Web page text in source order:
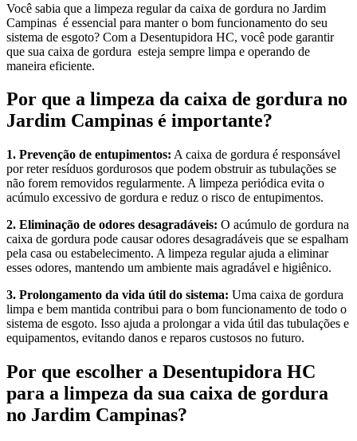
Você sabia que a limpeza regular da caixa de gordura no Jardim
Campinas é essencial para manter o bom funcionamento do seu
sistema de esgoto? Com a Desentupidora HC, você pode garantir
que sua caixa de gordura esteja sempre limpa e operando de
maneira eficiente.
Por que a limpeza da caixa de gordura no
Jardim Campinas é importante?
1. Prevenção de entupimentos: A caixa de gordura é responsável
por reter resíduos gordurosos que podem obstruir as tubulações se
não forem removidos regularmente. A limpeza periódica evita o
acúmulo excessivo de gordura e reduz o risco de entupimentos.
2. Eliminação de odores desagradáveis: O acúmulo de gordura na
caixa de gordura pode causar odores desagradáveis que se espalham
pela casa ou estabelecimento. A limpeza regular ajuda a eliminar
esses odores, mantendo um ambiente mais agradável e higiênico.
3. Prolongamento da vida útil do sistema: Uma caixa de gordura
limpa e bem mantida contribui para o bom funcionamento de todo o
sistema de esgoto. Isso ajuda a prolongar a vida útil das tubulações e
equipamentos, evitando danos e reparos custosos no futuro.
Por que escolher a Desentupidora HC
para a limpeza da sua caixa de gordura
no Jardim Campinas?